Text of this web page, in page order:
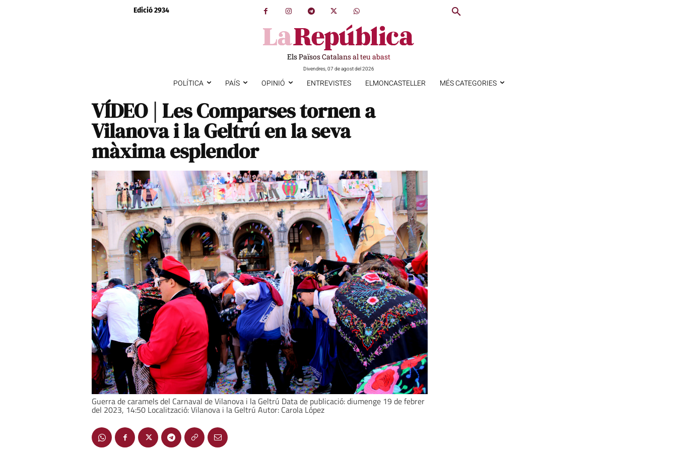
Edició 2934
Els Països Catalans al teu abast
Divendres, 07 de agost del 2026
POLÍTICA PAÍS OPINIÓ ENTREVISTES ELMONCASTELLER MÉS CATEGORIES
VÍDEO | Les Comparses tornen a
Vilanova i la Geltrú en la seva
màxima esplendor
Guerra de caramels del Carnaval de Vilanova i la Geltrú Data de publicació: diumenge 19 de febrer
del 2023, 14:50 Localització: Vilanova i la Geltrú Autor: Carola López